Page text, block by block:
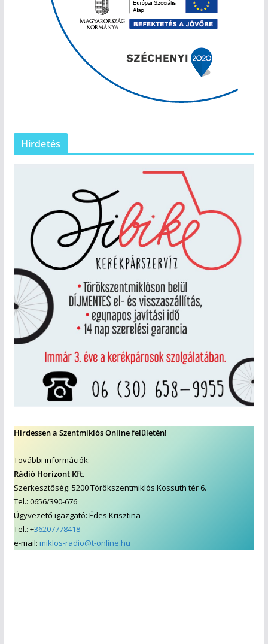
Hirdetés
Hirdessen a Szentmiklós Online felületén!
További információk:
Rádió Horizont Kft.
Szerkesztőség: 5200 Törökszentmiklós Kossuth tér 6.
Tel.: 0656/390-676
Ügyvezető igazgató: Édes Krisztina
Tel.: +36207778418
e-mail: miklos-radio@t-online.hu